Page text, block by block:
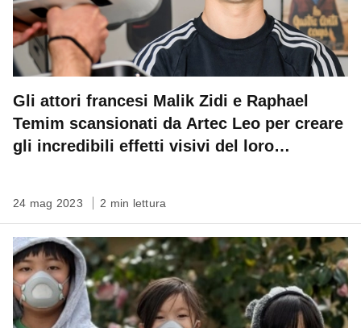
Gli attori francesi Malik Zidi e Raphael
Temim scansionati da Artec Leo per creare
gli incredibili effetti visivi del loro
24 mag 2023 2 min lettura